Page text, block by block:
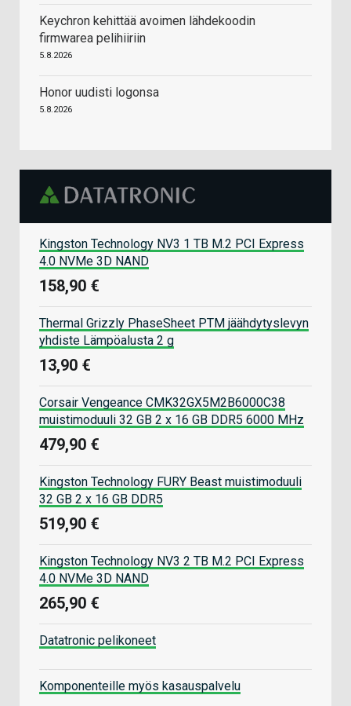
Keychron kehittää avoimen lähdekoodin
firmwarea pelihiiriin
5.8.2026
Honor uudisti logonsa
5.8.2026
Kingston Technology NV3 1 TB M.2 PCI Express
4.0 NVMe 3D NAND
158,90 €
Thermal Grizzly PhaseSheet PTM jäähdytyslevyn
yhdiste Lämpöalusta 2 g
13,90 €
Corsair Vengeance CMK32GX5M2B6000C38
muistimoduuli 32 GB 2 x 16 GB DDR5 6000 MHz
479,90 €
Kingston Technology FURY Beast muistimoduuli
32 GB 2 x 16 GB DDR5
519,90 €
Kingston Technology NV3 2 TB M.2 PCI Express
4.0 NVMe 3D NAND
265,90 €
Datatronic pelikoneet
Komponenteille myös kasauspalvelu